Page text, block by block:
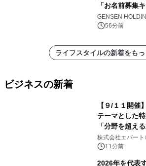
「お名前募集
(土)より開催
GENSEN
56分前
ライフスタイルの新着をも
ビジネスの新着
【９/１１開催
テーマとした
「分野を超え
トミクスが切り
平」を開催
株式会社エバート
11分前
2026年を代表